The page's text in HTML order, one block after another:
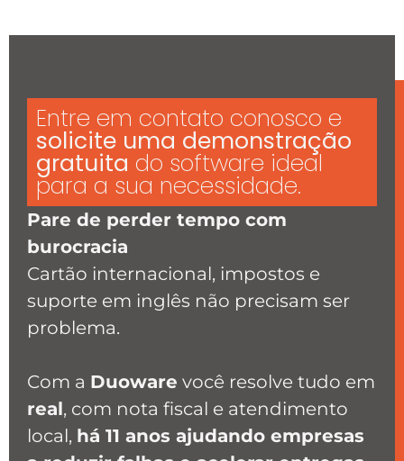
Entre em contato conosco e
solicite uma demonstração
gratuita do software ideal
para a sua necessidade.
Pare de perder tempo com
burocracia
Cartão internacional, impostos e
suporte em inglês não precisam ser
problema.
Com a Duoware você resolve tudo em
real, com nota fiscal e atendimento
local, há 11 anos ajudando empresas